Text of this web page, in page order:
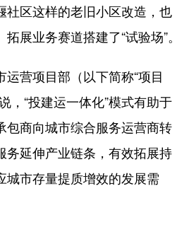
社区这样的老旧小区改造，也
展业务赛道搭建了“试验场”。
营项目部（以下简称“项目
，“投建运一体化”模式有助于
包商向城市综合服务运营商转
务延伸产业链条，有效拓展持
城市存量提质增效的发展需